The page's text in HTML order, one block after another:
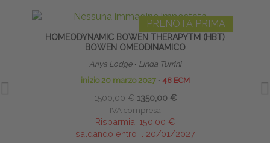
PRENOTA PRIMA
HOMEODYNAMIC BOWEN THERAPYTM (HBT)
BOWEN OMEODINAMICO
Ariya Lodge ∙ Linda Turrini
inizio 20 marzo 2027 ∙ 48 ECM
1500,00 € 1350,00 €
IVA compresa
Risparmia: 150,00 €
saldando entro il 20/01/2027